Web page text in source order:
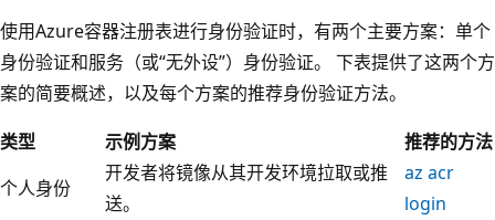
使用Azure容器注册表进行身份验证时，有两个主要方案：单个
身份验证和服务（或“无外设”）身份验证。 下表提供了这两个方
案的简要概述，以及每个方案的推荐身份验证方法。
类型
示例方案
推荐的方法
个人身份
开发者将镜像从其开发环境拉取或推
送。
az acr
login